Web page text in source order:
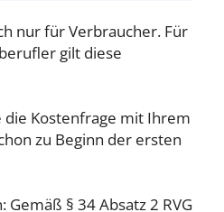
nur für Verbraucher. Für
gilt diese
die Kostenfrage mit Ihrem
zu Beginn der ersten
§ 34 Absatz 2 RVG